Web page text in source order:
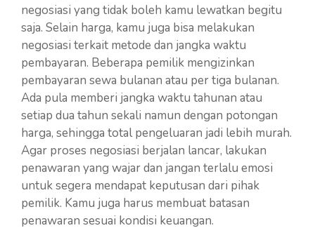
negosiasi yang tidak boleh kamu lewatkan begitu
saja. Selain harga, kamu juga bisa melakukan
negosiasi terkait metode dan jangka waktu
pembayaran. Beberapa pemilik mengizinkan
pembayaran sewa bulanan atau per tiga bulanan.
Ada pula memberi jangka waktu tahunan atau
setiap dua tahun sekali namun dengan potongan
harga, sehingga total pengeluaran jadi lebih murah.
Agar proses negosiasi berjalan lancar, lakukan
penawaran yang wajar dan jangan terlalu emosi
untuk segera mendapat keputusan dari pihak
pemilik. Kamu juga harus membuat batasan
penawaran sesuai kondisi keuangan.